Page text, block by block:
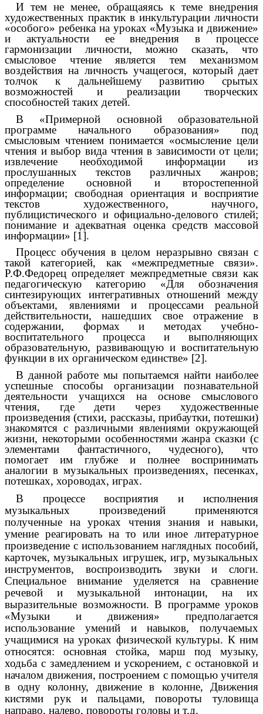
И тем не менее, обращаяясь к теме внедрения
художественных практик в инкультурации личности
«особого» ребенка на уроках «Музыка и движение»
и актуальности ее внедрения в процессе
гармонизации личности, можно сказать, что
смысловое чтение является тем механизмом
воздействия на личность учащегося, который дает
толчок к дальнейшему развитию срытых
возможностей и реализации творческих
способностей таких детей.
В «Примерной основной образовательной
программе начального образования» под
смысловым чтением понимается «осмысление цели
чтения и выбор вида чтения в зависимости от цели;
извлечение необходимой информации из
прослушанных текстов различных жанров;
определение основной и второстепенной
информации; свободная ориентация и восприятие
текстов художественного, научного,
публицистического и официально-делового стилей;
понимание и адекватная оценка средств массовой
информации» [1].
Процесс обучения в целом неразрывно связан с
такой категорией, как «межпредметные связи».
Р.Ф.Федорец определяет межпредметные связи как
педагогическую категорию «Для обозначения
синтезирующих интегративных отношений между
объектами, явлениями и процессами реальной
действительности, нашедших свое отражение в
содержании, формах и методах учебно-
воспитательного процесса и выполняющих
образовательную, развивающую и воспитательную
функции в их органическом единстве» [2].
В данной работе мы попытаемся найти наиболее
успешные способы организации познавательной
деятельности учащихся на основе смыслового
чтения, где дети через художественные
произведения (стихи, рассказы, прибаутки, потешки)
знакомятся с различными явлениями окружающей
жизни, некоторыми особенностями жанра сказки (с
элементами фантастичного, чудесного), что
помогает им глубже и полнее воспринимать
аналогии в музыкальных произведениях, песенках,
потешках, хороводах, играх.
В процессе восприятия и исполнения
музыкальных произведений применяются
полученные на уроках чтения знания и навыки,
умение реагировать на то или иное литературное
произведение с использованием наглядных пособий,
карточек, музыкальных игрушек, игр, музыкальных
инструментов, воспроизводить звуки и слоги.
Специальное внимание уделяется на сравнение
речевой и музыкальной интонации, на их
выразительные возможности. В программе уроков
«Музыки и движения» предполагается
использование умений и навыков, получаемых
учащимися на уроках физической культуры. К ним
относятся: основная стойка, марш под музыку,
ходьба с замедлением и ускорением, с остановкой и
началом движения, построением с помощью учителя
в одну колонну, движение в колонне, Движения
кистями рук и пальцами, повороты туловища
направо, налево, повороты головы и т.д.